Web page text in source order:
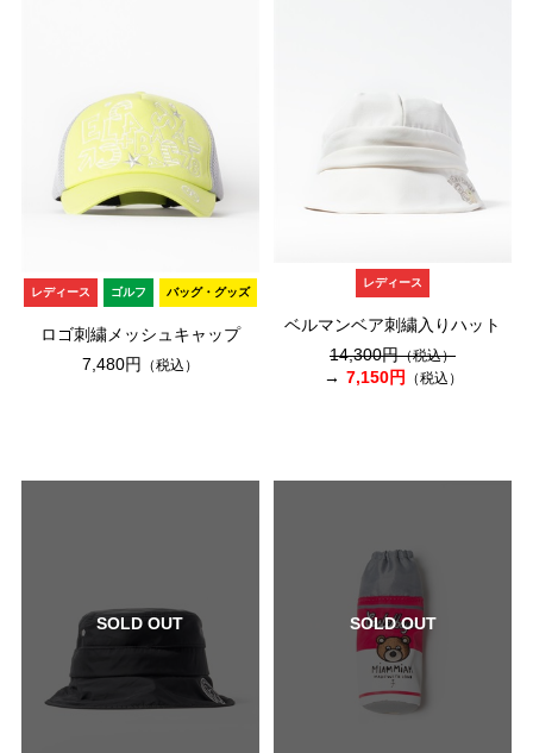
レディース ゴルフ バッグ・グッズ
ロゴ刺繍メッシュキャップ
7,480円
（税込）
レディース
ベルマンベア刺繍入りハット
14,300円（税込）
7,150円 （税込）
SOLD OUT SOLD OUT